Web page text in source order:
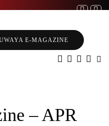
E-MAGAZINE
– APR